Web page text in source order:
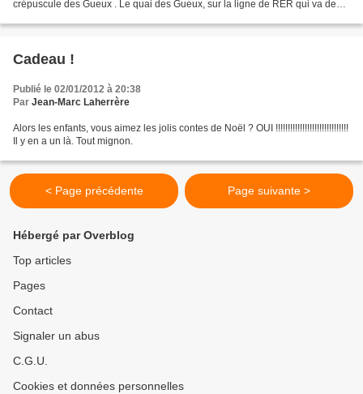
crépuscule des Gueux . Le quai des Gueux, sur la ligne de RER qui va de
Cadeau !
Publié le 02/01/2012 à 20:38
Par Jean-Marc Laherrère
Alors les enfants, vous aimez les jolis contes de Noël ? OUI !!!!!!!!!!!!!!!!!!!!!!!!!!!!!!
Il y en a un là. Tout mignon.
< Page précédente Page suivante >
Hébergé par Overblog
Top articles
Pages
Contact
Signaler un abus
C.G.U.
Cookies et données personnelles